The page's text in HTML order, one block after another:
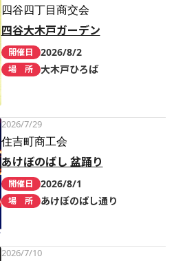
四谷四丁目商交会
四谷大木戸ガーデン
開催日 2026/8/2
場 所 大木戸ひろば
2026/7/29
住吉町商工会
あけぼのばし 盆踊り
開催日 2026/8/1
場 所 あけぼのばし通り
2026/7/10